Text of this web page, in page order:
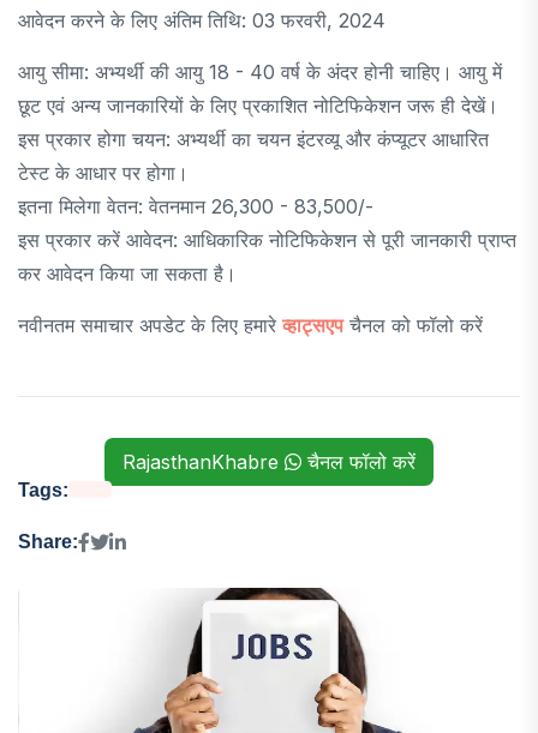
आवेदन करने के लिए अंतिम तिथि: 03 फरवरी, 2024
आयु सीमा: अभ्यर्थी की आयु 18 - 40 वर्ष के अंदर होनी चाहिए। आयु में
छूट एवं अन्य जानकारियों के लिए प्रकाशित नोटिफिकेशन जरू ही देखें।
इस प्रकार होगा चयन: अभ्यर्थी का चयन इंटरव्यू और कंप्यूटर आधारित
टेस्ट के आधार पर होगा।
इतना मिलेगा वेतन: वेतनमान 26,300 - 83,500/-
इस प्रकार करें आवेदन: आधिकारिक नोटिफिकेशन से पूरी जानकारी प्राप्त
कर आवेदन किया जा सकता है।
नवीनतम समाचार अपडेट के लिए हमारे व्हाट्सएपचैनल को फॉलो करें
RajasthanKhabre चैनल फॉलो करें
Tags:
Share: